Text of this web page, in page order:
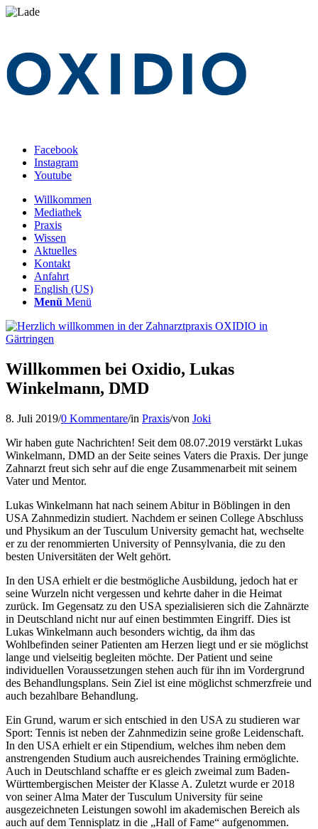
Facebook
Instagram
Youtube
Willkommen
Mediathek
Praxis
Wissen
Aktuelles
Kontakt
Anfahrt
English (US)
Menü Menü
Willkommen bei Oxidio, Lukas
Winkelmann, DMD
8. Juli 2019/0 Kommentare/in Praxis/von Joki
Wir haben gute Nachrichten! Seit dem 08.07.2019 verstärkt Lukas
Winkelmann, DMD an der Seite seines Vaters die Praxis. Der junge
Zahnarzt freut sich sehr auf die enge Zusammenarbeit mit seinem
Vater und Mentor.
Lukas Winkelmann hat nach seinem Abitur in Böblingen in den
USA Zahnmedizin studiert. Nachdem er seinen College Abschluss
und Physikum an der Tusculum University gemacht hat, wechselte
er zu der renommierten University of Pennsylvania, die zu den
besten Universitäten der Welt gehört.
In den USA erhielt er die bestmögliche Ausbildung, jedoch hat er
seine Wurzeln nicht vergessen und kehrte daher in die Heimat
zurück. Im Gegensatz zu den USA spezialisieren sich die Zahnärzte
in Deutschland nicht nur auf einen bestimmten Eingriff. Dies ist
Lukas Winkelmann auch besonders wichtig, da ihm das
Wohlbefinden seiner Patienten am Herzen liegt und er sie möglichst
lange und vielseitig begleiten möchte. Der Patient und seine
individuellen Voraussetzungen stehen auch für ihn im Vordergrund
des Behandlungsplans. Sein Ziel ist eine möglichst schmerzfreie und
auch bezahlbare Behandlung.
Ein Grund, warum er sich entschied in den USA zu studieren war
Sport: Tennis ist neben der Zahnmedizin seine große Leidenschaft.
In den USA erhielt er ein Stipendium, welches ihm neben dem
anstrengenden Studium auch ausreichendes Training ermöglichte.
Auch in Deutschland schaffte er es gleich zweimal zum Baden-
Württembergischen Meister der Klasse A. Zuletzt wurde er 2018
von seiner Alma Mater der Tusculum University für seine
ausgezeichneten Leistungen sowohl im akademischen Bereich als
auch auf dem Tennisplatz in die „Hall of Fame“ aufgenommen.